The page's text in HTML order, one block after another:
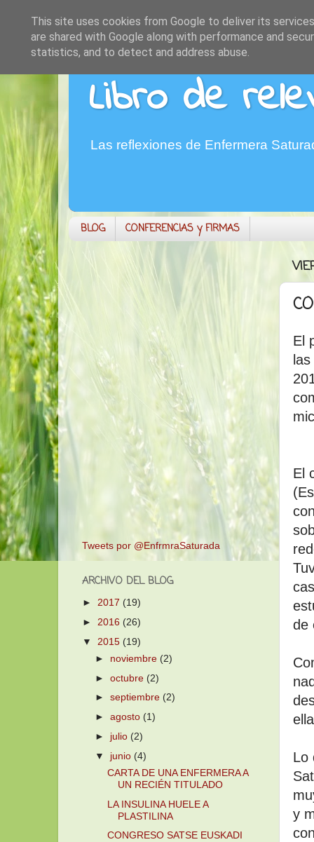
Libro de
Las reflexiones de Enfermera
BLOG CONFERENCIAS y FIRMAS
El
El
de
Lo
y
Tweets por @EnfrmraSaturada
ARCHIVO DEL BLOG
► 2017 (19)
► 2016 (26)
▼ 2015 (19)
► noviembre (2)
► octubre (2)
► septiembre (2)
► agosto (1)
► julio (2)
▼ junio (4)
CARTA DE UNA ENFERMERA A
UN RECIÉN TITULADO
LA INSULINA HUELE A
PLASTILINA
CONGRESO SATSE EUSKADI
This site uses cookies from Google to deliver its
are shared with Google along with performance and
statistics, and to detect and address abuse.